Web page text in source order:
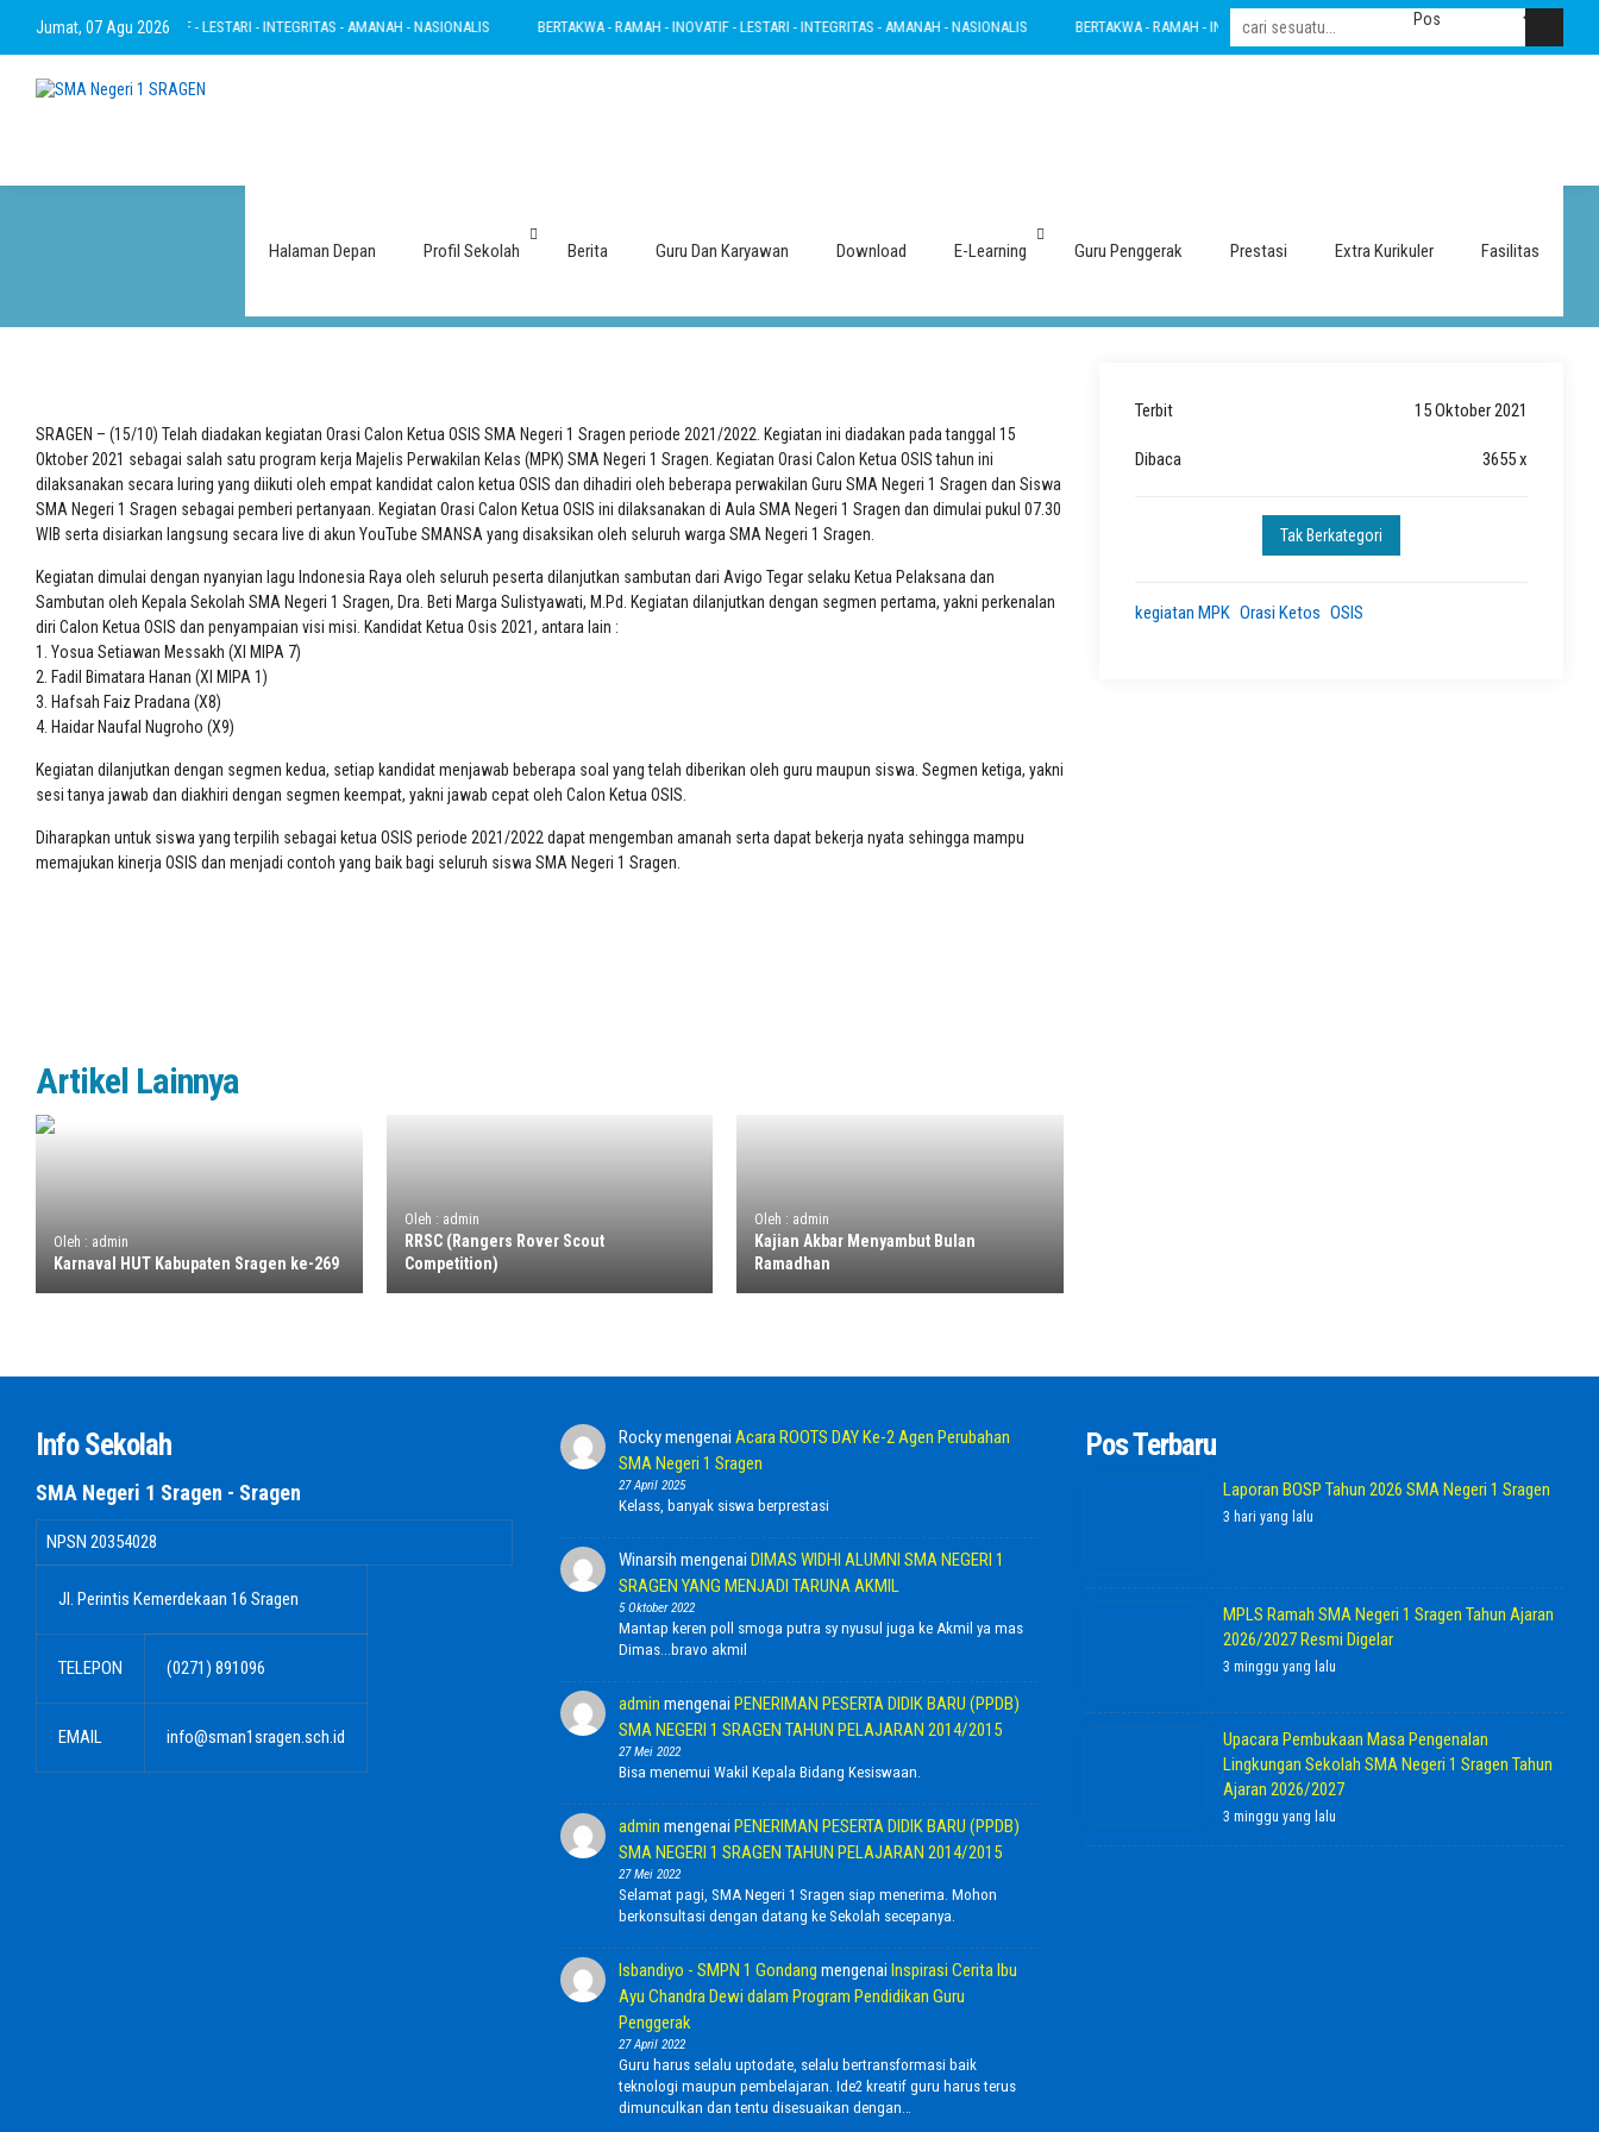
Jumat, 07 Agu 2026
- RAMAH - INOVATIF - LESTARI - INTEGRITAS - AMANAH - NASIONALIS BERTAKWA - RAMAH - INOVATIF - LESTARI - INTEGRITAS - AMANAH - NASIONALIS BERTAKWA - RAMAH - INOVATIF - LESTARI - INTEGRITAS - AMANAH - NASIONALIS
Halaman Depan Profil Sekolah Berita Guru Dan Karyawan Download E-Learning Guru Penggerak Prestasi Extra Kurikuler Fasilitas
Orasi Calon Ketua OSIS 2021/2022
SRAGEN – (15/10) Telah diadakan kegiatan Orasi Calon Ketua OSIS SMA Negeri 1 Sragen periode 2021/2022. Kegiatan ini diadakan pada tanggal 15
Oktober 2021 sebagai salah satu program kerja Majelis Perwakilan Kelas (MPK) SMA Negeri 1 Sragen. Kegiatan Orasi Calon Ketua OSIS tahun ini
dilaksanakan secara luring yang diikuti oleh empat kandidat calon ketua OSIS dan dihadiri oleh beberapa perwakilan Guru SMA Negeri 1 Sragen dan Siswa
SMA Negeri 1 Sragen sebagai pemberi pertanyaan. Kegiatan Orasi Calon Ketua OSIS ini dilaksanakan di Aula SMA Negeri 1 Sragen dan dimulai pukul 07.30
WIB serta disiarkan langsung secara live di akun YouTube SMANSA yang disaksikan oleh seluruh warga SMA Negeri 1 Sragen.
Kegiatan dimulai dengan nyanyian lagu Indonesia Raya oleh seluruh peserta dilanjutkan sambutan dari Avigo Tegar selaku Ketua Pelaksana dan
Sambutan oleh Kepala Sekolah SMA Negeri 1 Sragen, Dra. Beti Marga Sulistyawati, M.Pd. Kegiatan dilanjutkan dengan segmen pertama, yakni perkenalan
diri Calon Ketua OSIS dan penyampaian visi misi. Kandidat Ketua Osis 2021, antara lain :
1. Yosua Setiawan Messakh (XI MIPA 7)
2. Fadil Bimatara Hanan (XI MIPA 1)
3. Hafsah Faiz Pradana (X8)
4. Haidar Naufal Nugroho (X9)
Kegiatan dilanjutkan dengan segmen kedua, setiap kandidat menjawab beberapa soal yang telah diberikan oleh guru maupun siswa. Segmen ketiga, yakni
sesi tanya jawab dan diakhiri dengan segmen keempat, yakni jawab cepat oleh Calon Ketua OSIS.
Diharapkan untuk siswa yang terpilih sebagai ketua OSIS periode 2021/2022 dapat mengemban amanah serta dapat bekerja nyata sehingga mampu
memajukan kinerja OSIS dan menjadi contoh yang baik bagi seluruh siswa SMA Negeri 1 Sragen.
Artikel Lainnya
Oleh : admin
Karnaval HUT Kabupaten Sragen ke-269
Oleh : admin
RRSC (Rangers Rover Scout
Competition)
Oleh : admin
Kajian Akbar Menyambut Bulan
Ramadhan
Terbit 15 Oktober 2021
Dibaca 3655 x
Tak Berkategori
kegiatan MPK Orasi Ketos OSIS
Info Sekolah
SMA Negeri 1 Sragen - Sragen
NPSN 20354028
Jl. Perintis Kemerdekaan 16 Sragen
TELEPON (0271) 891096
EMAIL info@sman1sragen.sch.id
RockymengenaiAcara ROOTS DAY Ke-2 Agen Perubahan
SMA Negeri 1 Sragen
27 April 2025
Kelass, banyak siswa berprestasi
Winarsih mengenaiDIMAS WIDHI ALUMNI SMA NEGERI 1
SRAGEN YANG MENJADI TARUNA AKMIL
5 Oktober 2022
Mantap keren poll smoga putra sy nyusul juga ke Akmil ya mas
Dimas...bravo akmil
admin mengenaiPENERIMAN PESERTA DIDIK BARU (PPDB)
SMA NEGERI 1 SRAGEN TAHUN PELAJARAN 2014/2015
27 Mei 2022
Bisa menemui Wakil Kepala Bidang Kesiswaan.
admin mengenaiPENERIMAN PESERTA DIDIK BARU (PPDB)
SMA NEGERI 1 SRAGEN TAHUN PELAJARAN 2014/2015
27 Mei 2022
Selamat pagi, SMA Negeri 1 Sragen siap menerima. Mohon
berkonsultasi dengan datang ke Sekolah secepanya.
Isbandiyo - SMPN 1 Gondang mengenaiInspirasi Cerita Ibu
Ayu Chandra Dewi dalam Program Pendidikan Guru
Penggerak
27 April 2022
Guru harus selalu uptodate, selalu bertransformasi baik
teknologi maupun pembelajaran. Ide2 kreatif guru harus terus
dimunculkan dan tentu disesuaikan dengan…
Pos Terbaru
Laporan BOSP Tahun 2026 SMA Negeri 1 Sragen
3 hari yang lalu
MPLS Ramah SMA Negeri 1 Sragen Tahun Ajaran
2026/2027 Resmi Digelar
3 minggu yang lalu
Upacara Pembukaan Masa Pengenalan
Lingkungan Sekolah SMA Negeri 1 Sragen Tahun
Ajaran 2026/2027
3 minggu yang lalu